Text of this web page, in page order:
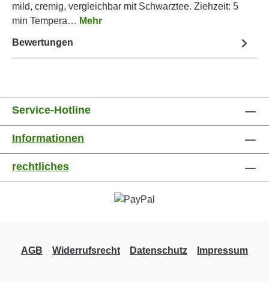
mild, cremig, vergleichbar mit Schwarztee. Ziehzeit: 5
min Tempera… Mehr
Bewertungen
Service-Hotline
Informationen
rechtliches
AGB Widerrufsrecht Datenschutz Impressum